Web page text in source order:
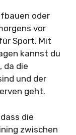
oder
vor
Sport. Mit
kannst du
da die
und der
geht.
die
zwischen